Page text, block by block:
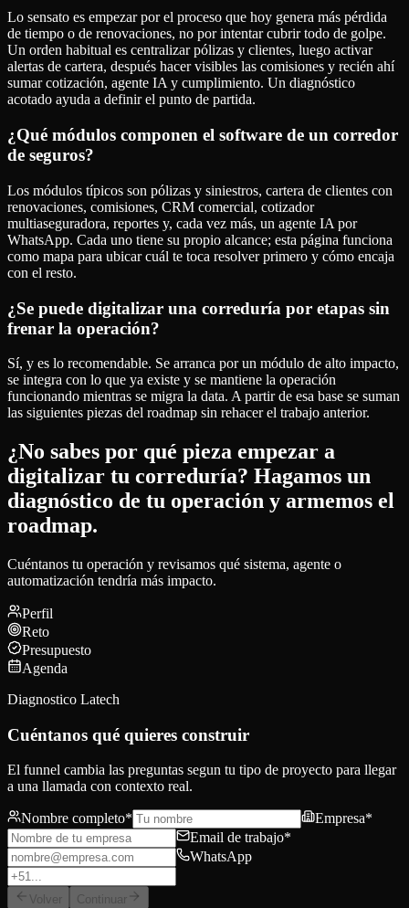
Lo sensato es empezar por el proceso que hoy genera más pérdida
de tiempo o de renovaciones, no por intentar cubrir todo de golpe.
Un orden habitual es centralizar pólizas y clientes, luego activar
alertas de cartera, después hacer visibles las comisiones y recién ahí
sumar cotización, agente IA y cumplimiento. Un diagnóstico
acotado ayuda a definir el punto de partida.
¿Qué módulos componen el software de un corredor
de seguros?
Los módulos típicos son pólizas y siniestros, cartera de clientes con
renovaciones, comisiones, CRM comercial, cotizador
multiaseguradora, reportes y, cada vez más, un agente IA por
WhatsApp. Cada uno tiene su propio alcance; esta página funciona
como mapa para ubicar cuál te toca resolver primero y cómo encaja
con el resto.
¿Se puede digitalizar una correduría por etapas sin
frenar la operación?
Sí, y es lo recomendable. Se arranca por un módulo de alto impacto,
se integra con lo que ya existe y se mantiene la operación
funcionando mientras se migra la data. A partir de esa base se suman
las siguientes piezas del roadmap sin rehacer el trabajo anterior.
¿No sabes por qué pieza empezar a
digitalizar tu correduría? Hagamos un
diagnóstico de tu operación y armemos el
roadmap.
Cuéntanos tu operación y revisamos qué sistema, agente o
automatización tendría más impacto.
Perfil
Reto
Presupuesto
Agenda
Diagnostico Latech
Cuéntanos qué quieres construir
El funnel cambia las preguntas segun tu tipo de proyecto para llegar
a una llamada con contexto real.
Nombre completo* Empresa*
Email de trabajo*
WhatsApp
Volver Continuar